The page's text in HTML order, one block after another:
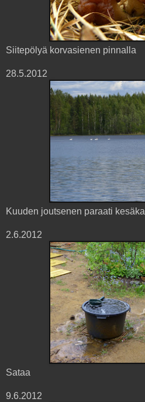
Siitepölyä korvasienen pinnalla
28.5.2012
Kuuden joutsenen paraati
2.6.2012
Sataa
9.6.2012